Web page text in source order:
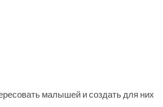
малышей и создать для них